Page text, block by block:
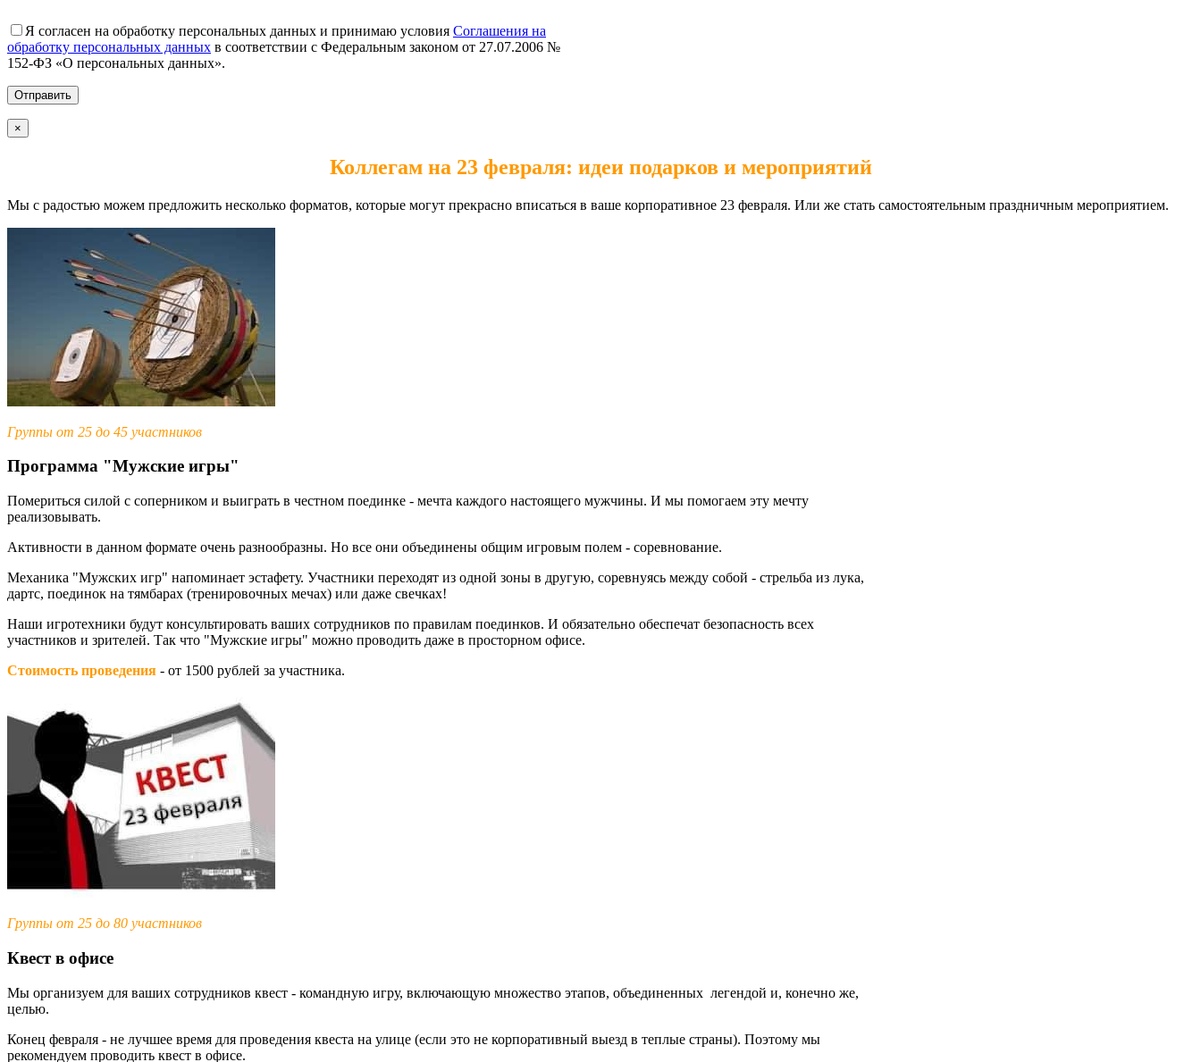
Я согласен на обработку персональных данных и принимаю условия Соглашения на
обработку персональных данных в соответствии с Федеральным законом от 27.07.2006 №
152-ФЗ «О персональных данных».
×
Коллегам на 23 февраля: идеи подарков и мероприятий
Мы с радостью можем предложить несколько форматов, которые могут прекрасно вписаться в ваше корпоративное 23 февраля. Или же стать самостоятельным праздничным мероприятием.
Группы от 25 до 45 участников
Программа "Мужские игры"
Помериться силой с соперником и выиграть в честном поединке - мечта каждого настоящего мужчины. И мы помогаем эту мечту
реализовывать.
Активности в данном формате очень разнообразны. Но все они объединены общим игровым полем - соревнование.
Механика "Мужских игр" напоминает эстафету. Участники переходят из одной зоны в другую, соревнуясь между собой - стрельба из лука,
дартс, поединок на тямбарах (тренировочных мечах) или даже свечках!
Наши игротехники будут консультировать ваших сотрудников по правилам поединков. И обязательно обеспечат безопасность всех
участников и зрителей. Так что "Мужские игры" можно проводить даже в просторном офисе.
Стоимость проведения - от 1500 рублей за участника.
Группы от 25 до 80 участников
Квест в офисе
Мы организуем для ваших сотрудников квест - командную игру, включающую множество этапов, объединенных легендой и, конечно же,
целью.
Конец февраля - не лучшее время для проведения квеста на улице (если это не корпоративный выезд в теплые страны). Поэтому мы
рекомендуем проводить квест в офисе.